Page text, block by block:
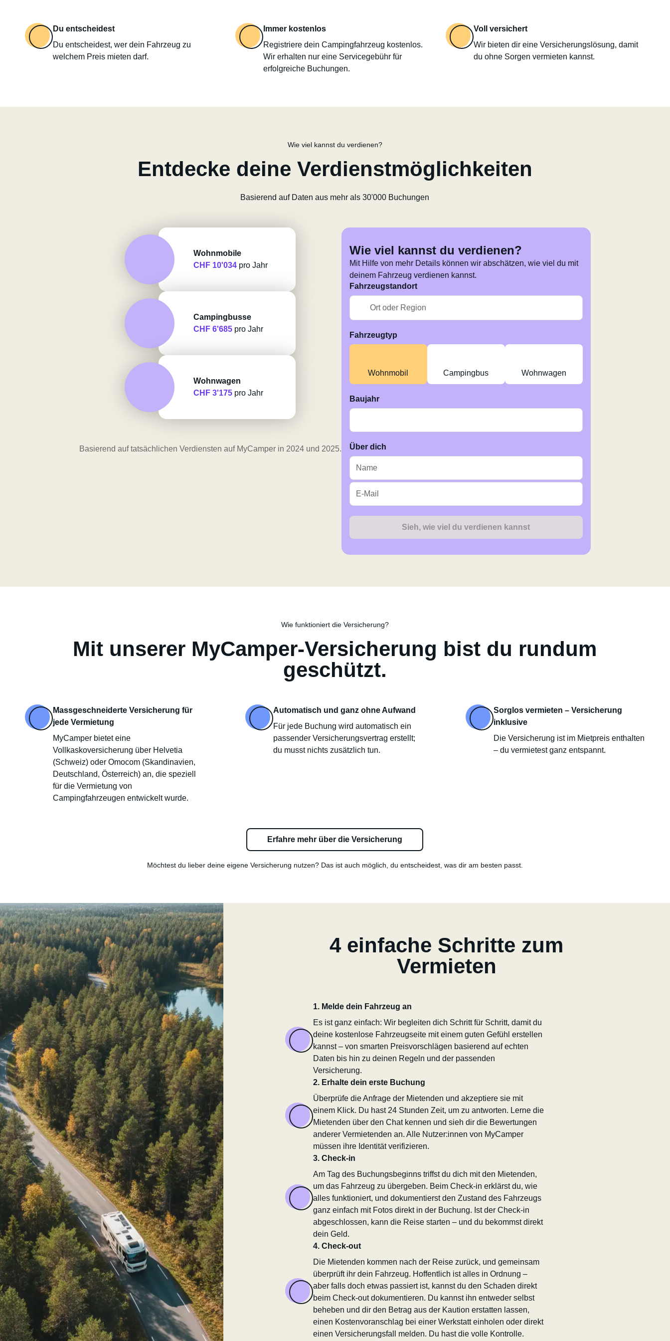
Du entscheidest
Du entscheidest, wer dein Fahrzeug zu
welchem Preis mieten darf.
Immer kostenlos
Registriere dein Campingfahrzeug kostenlos.
Wir erhalten nur eine Servicegebühr für
erfolgreiche Buchungen.
Voll versichert
Wir bieten dir eine Versicherungslösung, damit
du ohne Sorgen vermieten kannst.
Wie viel kannst du verdienen?
Entdecke deine Verdienstmöglichkeiten
Basierend auf Daten aus mehr als 30'000 Buchungen
Wohnmobile
CHF 10'034 pro Jahr
Campingbusse
CHF 6'685 pro Jahr
Wohnwagen
CHF 3'175 pro Jahr
Basierend auf tatsächlichen Verdiensten auf MyCamper in 2024 und 2025.
Wie viel kannst du verdienen?
Mit Hilfe von mehr Details können wir abschätzen, wie viel du mit
deinem Fahrzeug verdienen kannst.
Fahrzeugstandort
Fahrzeugtyp
Wohnmobil Campingbus Wohnwagen
Baujahr
Über dich
Sieh, wie viel du verdienen kannst
Wie funktioniert die Versicherung?
Mit unserer MyCamper-Versicherung bist du rundum
geschützt.
Massgeschneiderte Versicherung für
jede Vermietung
MyCamper bietet eine
Vollkaskoversicherung über Helvetia
(Schweiz) oder Omocom (Skandinavien,
Deutschland, Österreich) an, die speziell
für die Vermietung von
Campingfahrzeugen entwickelt wurde.
Automatisch und ganz ohne Aufwand
Für jede Buchung wird automatisch ein
passender Versicherungsvertrag erstellt;
du musst nichts zusätzlich tun.
Sorglos vermieten – Versicherung
inklusive
Die Versicherung ist im Mietpreis enthalten
– du vermietest ganz entspannt.
Erfahre mehr über die Versicherung
Möchtest du lieber deine eigene Versicherung nutzen? Das ist auch möglich, du entscheidest, was dir am besten passt.
4 einfache Schritte zum
Vermieten
1. Melde dein Fahrzeug an
Es ist ganz einfach: Wir begleiten dich Schritt für Schritt, damit du
deine kostenlose Fahrzeugseite mit einem guten Gefühl erstellen
kannst – von smarten Preisvorschlägen basierend auf echten
Daten bis hin zu deinen Regeln und der passenden
Versicherung.
2. Erhalte dein erste Buchung
Überprüfe die Anfrage der Mietenden und akzeptiere sie mit
einem Klick. Du hast 24 Stunden Zeit, um zu antworten. Lerne die
Mietenden über den Chat kennen und sieh dir die Bewertungen
anderer Vermietenden an. Alle Nutzer:innen von MyCamper
müssen ihre Identität verifizieren.
3. Check-in
Am Tag des Buchungsbeginns triffst du dich mit den Mietenden,
um das Fahrzeug zu übergeben. Beim Check-in erklärst du, wie
alles funktioniert, und dokumentierst den Zustand des Fahrzeugs
ganz einfach mit Fotos direkt in der Buchung. Ist der Check-in
abgeschlossen, kann die Reise starten – und du bekommst direkt
dein Geld.
4. Check-out
Die Mietenden kommen nach der Reise zurück, und gemeinsam
überprüft ihr dein Fahrzeug. Hoffentlich ist alles in Ordnung –
aber falls doch etwas passiert ist, kannst du den Schaden direkt
beim Check-out dokumentieren. Du kannst ihn entweder selbst
beheben und dir den Betrag aus der Kaution erstatten lassen,
einen Kostenvoranschlag bei einer Werkstatt einholen oder direkt
einen Versicherungsfall melden. Du hast die volle Kontrolle.